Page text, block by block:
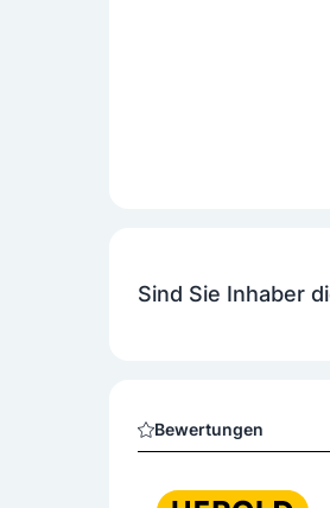
Sind Sie Inhaber
Bewertungen